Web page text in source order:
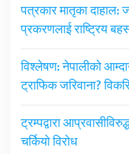
पत्रकार मातृका दाहाल:
प्रकरणलाई राष्ट्रिय
विश्लेषण: नेपालीको
ट्राफिक जरिवाना?
ट्रम्पद्वारा
चर्कियो विरोध